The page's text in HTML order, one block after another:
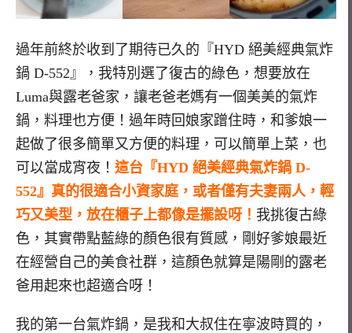
過年前終於收到了期待已久的『HYD 絕美經典氣炸
鍋 D-552』，我特別選了復古的綠色，想要放在
Luma與露老爸家，讓老爸老媽有一個美美的氣炸
鍋，料理也方便！過年時回娘家蹭住時，和爹娘一
起做了很多簡單又方便的料理，可以簡單上菜，也
可以當成宵夜！ 這台『HYD 絕美經典氣炸鍋 D-
552』真的很適合小資家庭，或者僅有夫妻兩人，輕
巧又美型，放在櫃子上都像是擺設呀！ 我挑復古綠
色，其實帶點藍綠的顏色很有質感，剛好爹娘最近
在經營自己的美食社群，這顏色就算是陽剛的露老
爸用起來也超適合呀！
我的第一台氣炸鍋，是我和大叔住在寧波時買的，